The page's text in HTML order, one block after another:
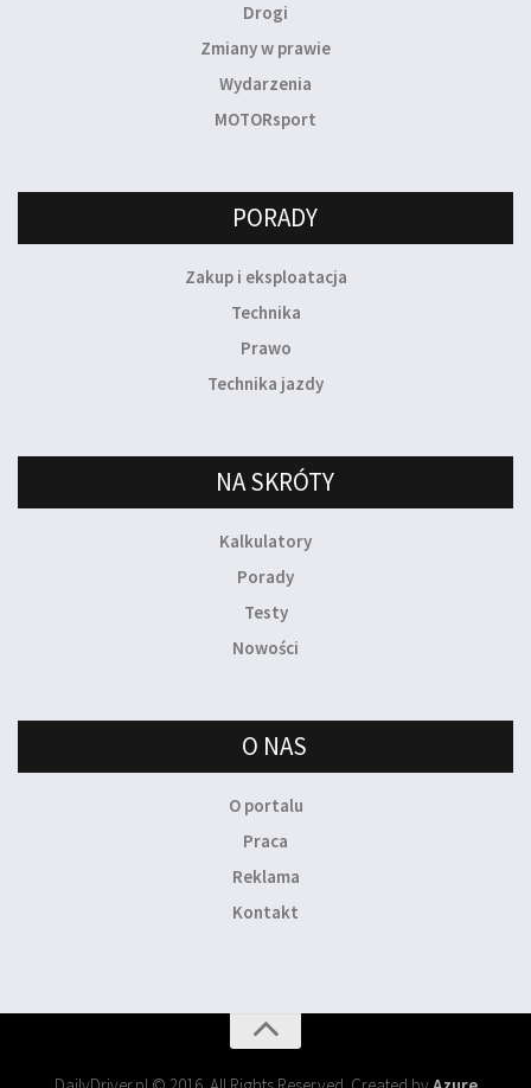
Drogi
Zmiany w prawie
Wydarzenia
MOTORsport
PORADY
Zakup i eksploatacja
Technika
Prawo
Technika jazdy
NA SKRÓTY
Kalkulatory
Porady
Testy
Nowości
O NAS
O portalu
Praca
Reklama
Kontakt